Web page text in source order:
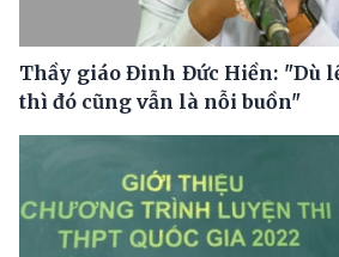
Thầy giáo Đinh Đức Hiền: "Dù
thì đó cũng vẫn là nỗi buồn"